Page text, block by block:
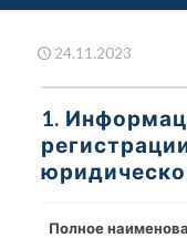
24.11.2023
1.
Полное